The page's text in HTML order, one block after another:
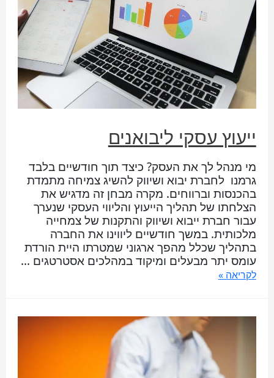
ייעוץ עסקי ליבואנים
מי מנהל לך את העסק? כיצד תוך חודשיים בלבד
גרמנו לחברת יבוא ושיווק להשיג צמיחה מתמדת
בהכנסות וברווחים. מקרה מבחן זה מדגיש את
הצלחתו של תהליך הייעוץ והליווי העסקי שנערך
עבור חברת ייבוא ושיווק והתקנות של צמחייה
מלכותית. במשך חודשיים ליווינו את החברה
בתהליך שכלל מהפך ארגוני שמטרתו היית הורדת
עומס יתר מבעלים ומיקוד במהלכים אסטרטגים …
לקריאה »